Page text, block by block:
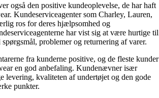
også den positive kundeoplevelse, de har haft
Kundeserviceagenter som Charley, Lauren,
ros for deres hjælpsomhed og
har vist sig at være hurtige til
problemer og returnering af varer.
fra kunderne positive, og de fleste kunder
en god anbefaling. Kundenævner især
levering, kvaliteten af undertøjet og den gode
punkter.